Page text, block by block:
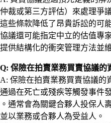
仲裁或第三方評估）來處理爭
這些條款降低了昂貴訴訟的可
協議還可能指定中立的估值專
提供結構化的衝突管理方法並
Q: 保險在拍賣業務買賣協議的
A: 保險在拍賣業務買賣協議的
通過在死亡或殘疾等觸發事件
。通常會為關鍵合夥人投保人
並以業務或合夥人為受益人。